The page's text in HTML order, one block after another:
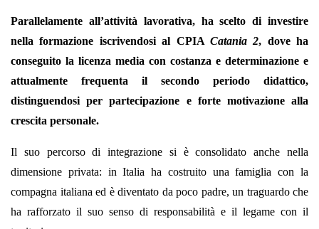
Parallelamente all’attività lavorativa, ha scelto di investire
nella formazione iscrivendosi al CPIA Catania 2, dove ha
conseguito la licenza media con costanza e determinazione e
attualmente frequenta il secondo periodo didattico,
distinguendosi per partecipazione e forte motivazione alla
crescita personale.
Il suo percorso di integrazione si è consolidato anche nella
dimensione privata: in Italia ha costruito una famiglia con la
compagna italiana ed è diventato da poco padre, un traguardo che
ha rafforzato il suo senso di responsabilità e il legame con il